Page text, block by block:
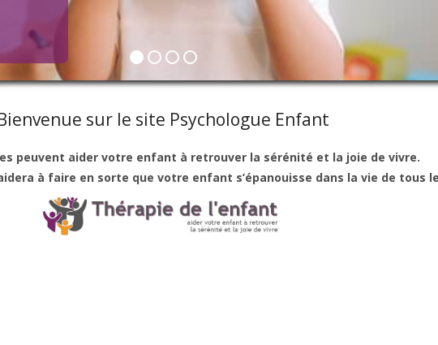
sur le site Psychologue Enfant
peuvent aider votre enfant à retrouver la sérénité et la joie de vivre.
à faire en sorte que votre enfant s’épanouisse dans la vie de tous